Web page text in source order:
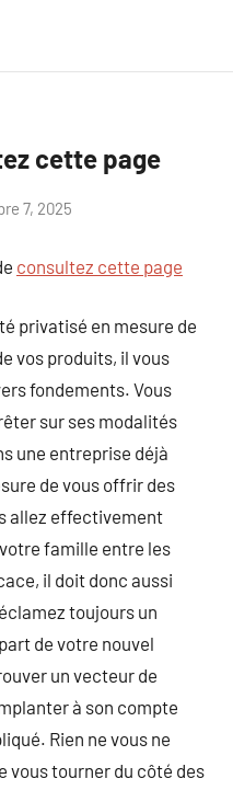
cette page
7, 2025
consultez cette page
privatisé en mesure de
vos produits, il vous
fondements. Vous
sur ses modalités
une entreprise déjà
de vous offrir des
allez effectivement
famille entre les
il doit donc aussi
toujours un
de votre nouvel
un vecteur de
à son compte
Rien ne vous ne
vous tourner du côté des